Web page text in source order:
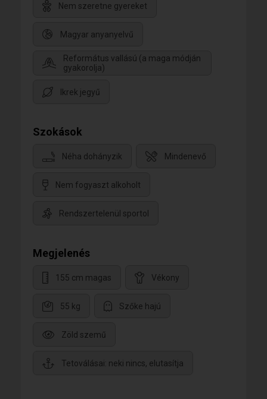
Nem szeretne gyereket
Magyar anyanyelvű
Református vallású (a maga módján
gyakorolja)
Ikrek jegyű
Szokások
Néha dohányzik Mindenevő
Nem fogyaszt alkoholt
Rendszertelenül sportol
Megjelenés
155 cm magas Vékony
55 kg Szőke hajú
Zöld szemű
Tetoválásai: neki nincs, elutasítja